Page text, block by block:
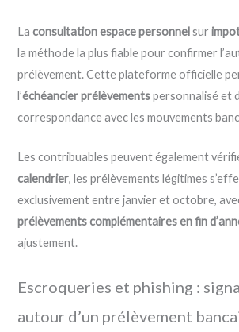
Laconsultation espace personnelsur
la méthode la plus fiable pour confirmer
prélèvement. Cette plateforme officielle
l’échéancier prélèvementspersonnalisé et
correspondance avec les mouvements
Les contribuables peuvent également
calendrier, les prélèvements légitimes
exclusivement entre janvier et octobre,
prélèvements complémentaires en fin
ajustement.
Escroqueries et phishing :
autour d’un prélèvement